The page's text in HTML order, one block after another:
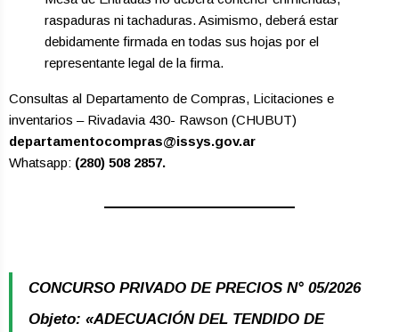
raspaduras ni tachaduras. Asimismo, deberá estar
debidamente firmada en todas sus hojas por el
representante legal de la firma.
Consultas al Departamento de Compras, Licitaciones e
inventarios – Rivadavia 430- Rawson (CHUBUT)
departamentocompras@issys.gov.ar
Whatsapp: (280) 508 2857.
CONCURSO PRIVADO DE PRECIOS N° 05/2026
Objeto: «ADECUACIÓN DEL TENDIDO DE